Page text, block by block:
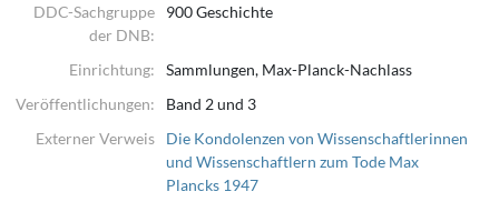
DDC-Sachgruppe
der DNB:
900 Geschichte
Einrichtung:
Sammlungen, Max-Planck-Nachlass
Veröffentlichungen:
Band 2 und 3
Externer Verweis
Die Kondolenzen von Wissenschaftlerinnen
und Wissenschaftlern zum Tode Max
Plancks 1947